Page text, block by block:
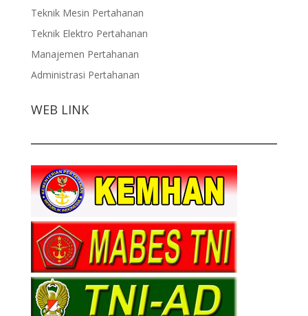
Teknik Mesin Pertahanan
Teknik Elektro Pertahanan
Manajemen Pertahanan
Administrasi Pertahanan
WEB LINK